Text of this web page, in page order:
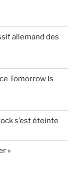
allemand des
Tomorrow Is
s’est éteinte
»